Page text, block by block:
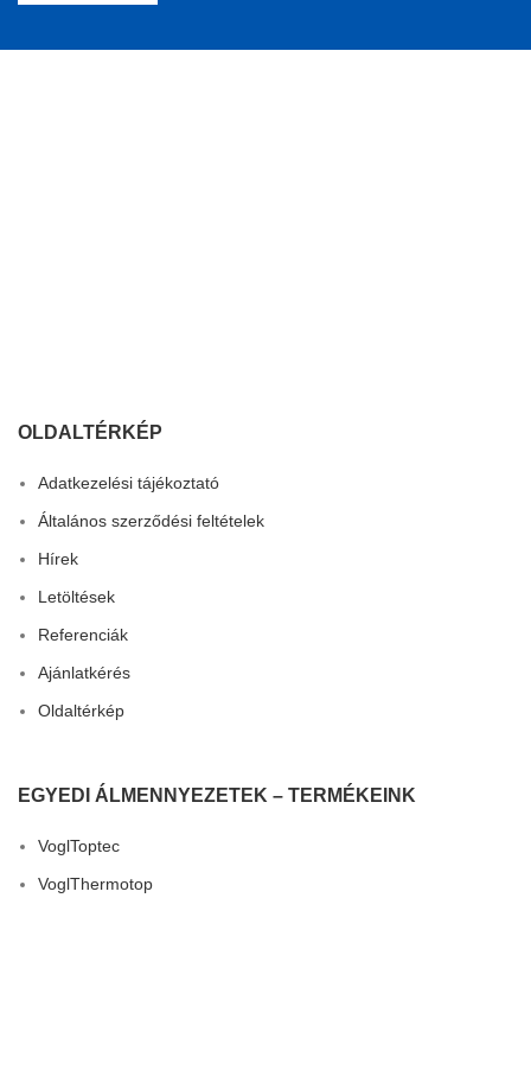
OLDALTÉRKÉP
Adatkezelési tájékoztató
Általános szerződési feltételek
Hírek
Letöltések
Referenciák
Ajánlatkérés
Oldaltérkép
EGYEDI ÁLMENNYEZETEK – TERMÉKEINK
VoglToptec
VoglThermotop